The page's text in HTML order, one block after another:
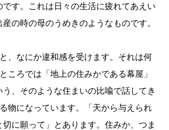
です。これは日々の生活に疲れてあえい
の時の母のうめきのようなものです。
、なにか違和感を受けます。それは何
ころでは「地上の住みかである幕屋」
、そのような住まいの比喩で話してき
物になっています。「天から与えられ
に願って」とあります。住みか、つま